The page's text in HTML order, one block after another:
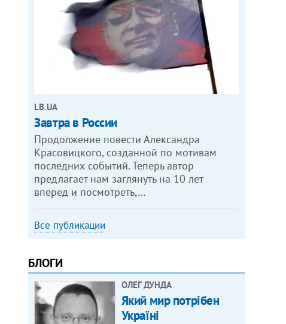
LB.UA
Завтра в России
Продолжение повести Александра
Красовицкого, созданной по мотивам
последних событий. Теперь автор
предлагает нам заглянуть на 10 лет
вперед и посмотреть,…
Все публикации
БЛОГИ
ОЛЕГ ДУНДА
Який мир потрібен
Україні